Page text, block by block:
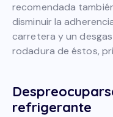
recomendada
disminuir la
carretera y un
rodadura de éstos,
refrigerante